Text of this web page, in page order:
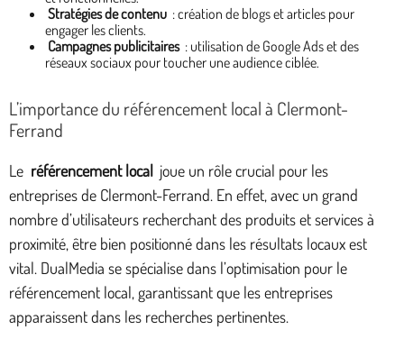
Stratégies de contenu : création de blogs et articles pour
engager les clients.
Campagnes publicitaires : utilisation de Google Ads et des
réseaux sociaux pour toucher une audience ciblée.
L’importance du référencement local à Clermont-
Ferrand
Le référencement local joue un rôle crucial pour les
entreprises de Clermont-Ferrand. En effet, avec un grand
nombre d’utilisateurs recherchant des produits et services à
proximité, être bien positionné dans les résultats locaux est
vital. DualMedia se spécialise dans l’optimisation pour le
référencement local, garantissant que les entreprises
apparaissent dans les recherches pertinentes.